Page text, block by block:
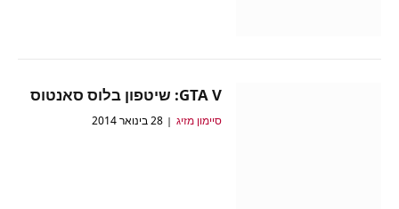
GTA V: שיטפון בלוס סאנטוס
סיימון מזיג 28 בינואר 2014